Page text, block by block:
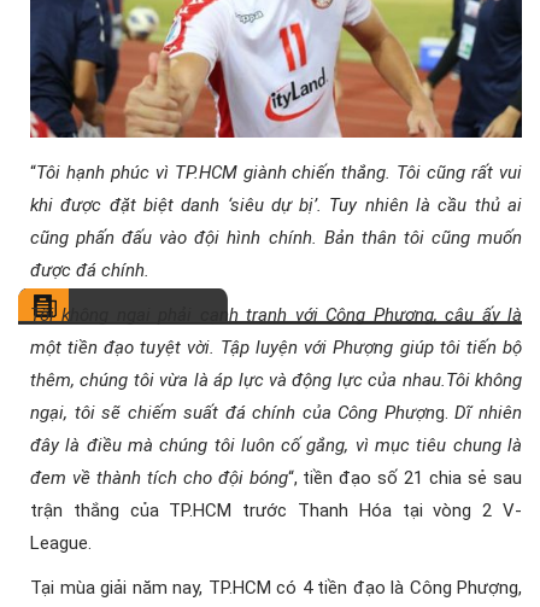
“Tôi hạnh phúc vì TP.HCM giành chiến thắng. Tôi cũng rất vui
khi được đặt biệt danh ‘siêu dự bị’. Tuy nhiên là cầu thủ ai
cũng phấn đấu vào đội hình chính. Bản thân tôi cũng muốn
được đá chính.
Tôi không ngại phải cạnh tranh với Công Phượng, cậu ấy là
một tiền đạo tuyệt vời. Tập luyện với Phượng giúp tôi tiến bộ
thêm, chúng tôi vừa là áp lực và động lực của nhau.Tôi không
ngại, tôi sẽ chiếm suất đá chính của Công Phượng. Dĩ nhiên
đây là điều mà chúng tôi luôn cố gắng, vì mục tiêu chung là
đem về thành tích cho đội bóng“, tiền đạo số 21 chia sẻ sau
trận thắng của TP.HCM trước Thanh Hóa tại vòng 2 V-
League.
Tại mùa giải năm nay, TP.HCM có 4 tiền đạo là Công Phượng,